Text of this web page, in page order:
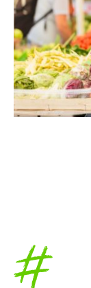
Accueil